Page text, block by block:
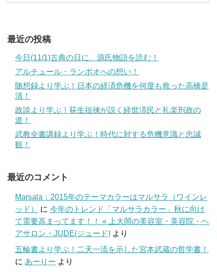
最近の投稿
今日(11/1)古典の日に、源氏物語を読む！
アルチュール・ランボオへの想い！
随想録より学ぶ！日本の経済危機を何度も救った高橋是
清！
政談より学ぶ！荻生徂徠が説く経世済民と礼楽刑政の
道！
武教全書講録より学ぶ！時代に対する危機意識と忠誠
観！
最近のコメント
Marsala：2015年のテーマカラーはマルサラ（ワインレ
ッド）
に 今年のトレンド「マルサラカラー」秋に向け
て需要高まってます！！ « 上大岡の美容室・美容院・ヘ
アサロン・JUDE(ジュード) より
五輪書より学ぶ！二天一流を示した宮本武蔵の哲学書！
に あーりー より